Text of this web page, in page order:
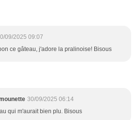
09/2025 09:07
ce gâteau, j'adore la pralinoise! Bisous
30/09/2025 06:14
qui m'aurait bien plu. Bisous